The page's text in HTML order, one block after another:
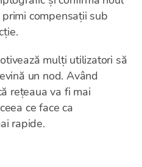
compensații sub
mulți utilizatori să
un nod. Având
rețeaua va fi mai
ce face ca
rapide.